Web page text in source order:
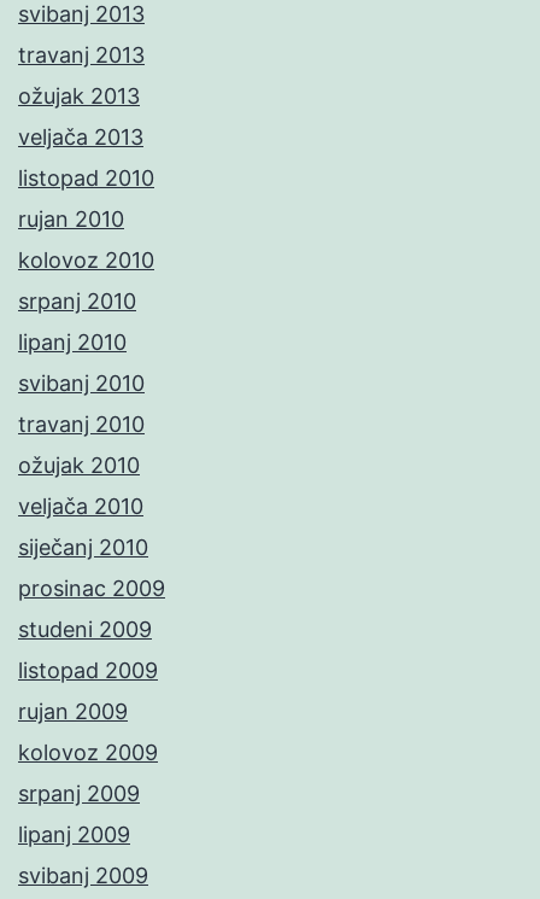
svibanj 2013
travanj 2013
ožujak 2013
veljača 2013
listopad 2010
rujan 2010
kolovoz 2010
srpanj 2010
lipanj 2010
svibanj 2010
travanj 2010
ožujak 2010
veljača 2010
siječanj 2010
prosinac 2009
studeni 2009
listopad 2009
rujan 2009
kolovoz 2009
srpanj 2009
lipanj 2009
svibanj 2009